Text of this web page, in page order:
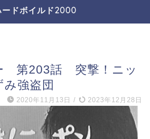
ードボイルド2000
第203話 突撃！ニッ
強盗団
2020年11月13日 / 2023年12月28日